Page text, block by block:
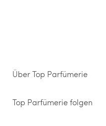
Über Top Parfümerie
Storefinder
Kontakt
Top Parfümerie folgen